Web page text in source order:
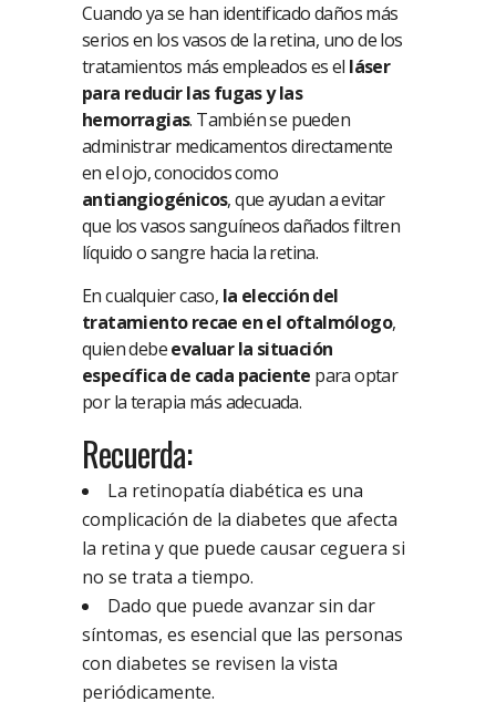
Cuando ya se han identificado daños más
serios en los vasos de la retina, uno de los
tratamientos más empleados es el láser
para reducir las fugas y las
hemorragias. También se pueden
administrar medicamentos directamente
en el ojo, conocidos como
antiangiogénicos, que ayudan a evitar
que los vasos sanguíneos dañados filtren
líquido o sangre hacia la retina.
En cualquier caso, la elección del
tratamiento recae en el oftalmólogo,
quien debeevaluar la situación
específica de cada paciente para optar
por la terapia más adecuada.
Recuerda:
La retinopatía diabética es una
complicación de la diabetes que afecta
la retina y que puede causar ceguera si
no se trata a tiempo.
Dado que puede avanzar sin dar
síntomas, es esencial que las personas
con diabetes se revisen la vista
periódicamente.